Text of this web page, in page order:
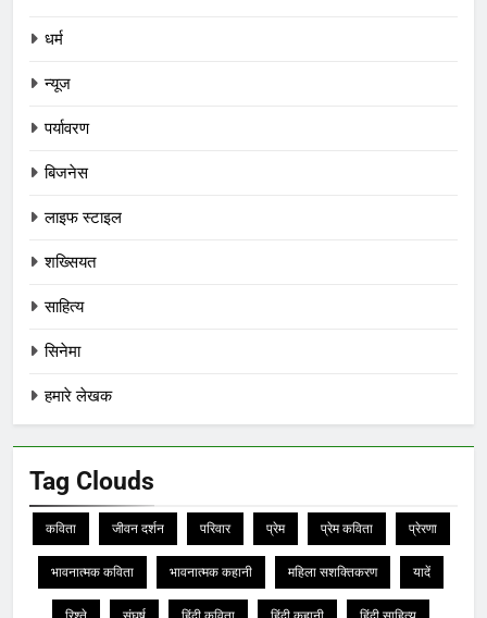
धर्म
न्यूज
पर्यावरण
बिजनेस
लाइफ स्टाइल
शख्सियत
साहित्य
सिनेमा
हमारे लेखक
Tag Clouds
कविता जीवन दर्शन परिवार प्रेम प्रेम कविता प्रेरणा
भावनात्मक कविता भावनात्मक कहानी महिला सशक्तिकरण यादें